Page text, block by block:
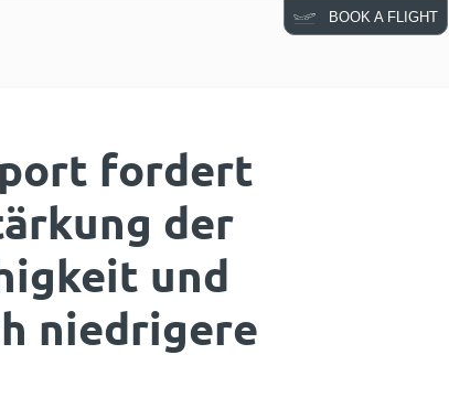
BOOK A FLIGHT
fordert
der
und
niedrigere